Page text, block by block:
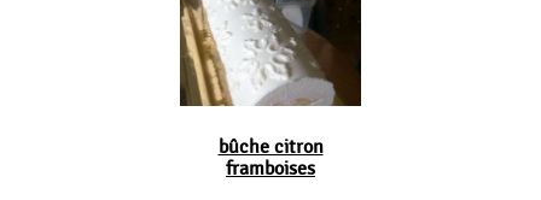
bûche citron
framboises